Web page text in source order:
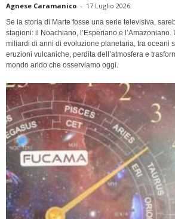
Agnese Caramanico - 17 Luglio 2026
Se la storia di Marte fosse una serie televisiva,
stagioni: il Noachiano, l’Esperiano e
miliardi di anni di evoluzione planetaria, tra oceani
eruzioni vulcaniche, perdita dell’atmosfera e
mondo arido che osserviamo oggi.